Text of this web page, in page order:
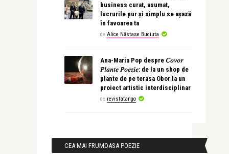
business curat, asumat,
lucrurile pur și simplu se așază
în favoarea ta
de Alice Năstase Buciuta
Ana-Maria Pop despre 𝐶𝑜𝑣𝑜𝑟
𝑃𝑙𝑎𝑛𝑡𝑒 𝑃𝑜𝑒𝑧𝑖𝑒: de la un shop de
plante de pe terasa Obor la un
proiect artistic interdisciplinar
de revistatango
CEA MAI FRUMOASA POEZIE